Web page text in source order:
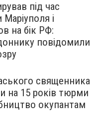
під час
і
на бік РФ:
повідомили
священника
на 15 років тюрми
окупантам